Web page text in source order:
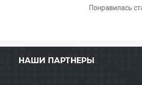
Понравилась
НАШИ ПАРТНЕРЫ